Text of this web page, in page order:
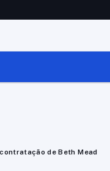
de Beth Mead